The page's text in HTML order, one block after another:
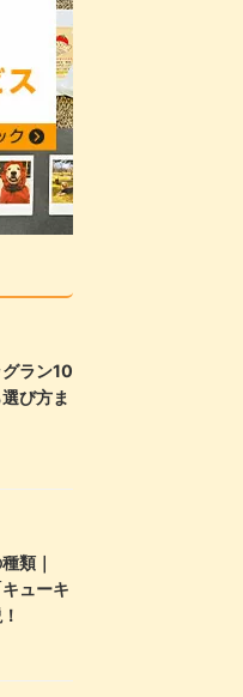
ラン10
び方ま
類｜
キューキ